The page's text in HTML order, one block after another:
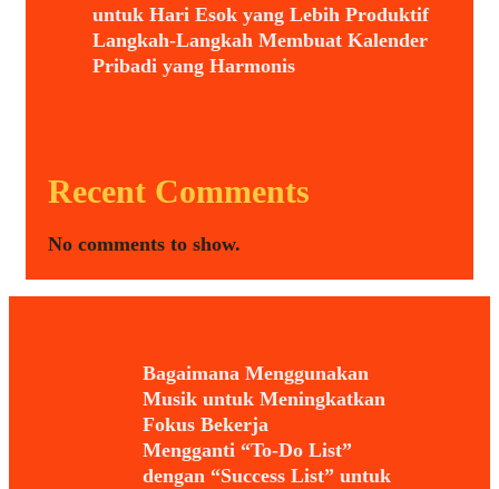
untuk Hari Esok yang Lebih Produktif
Langkah-Langkah Membuat Kalender
Pribadi yang Harmonis
Recent Comments
No comments to show.
Bagaimana Menggunakan
Musik untuk Meningkatkan
Fokus Bekerja
Mengganti “To-Do List”
dengan “Success List” untuk